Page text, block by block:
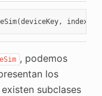
(deviceKey, index
, podemos
los
subclases